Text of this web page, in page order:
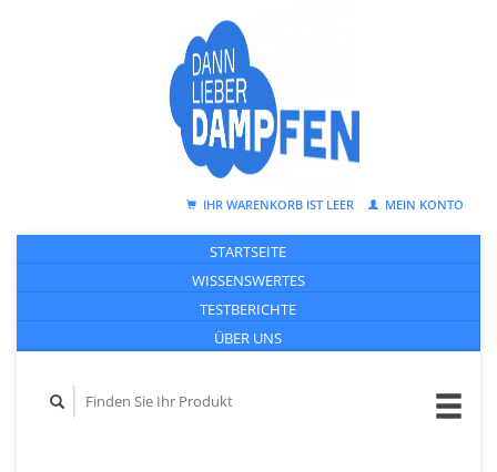
IHR WARENKORB IST LEER MEIN KONTO
STARTSEITE
WISSENSWERTES
TESTBERICHTE
ÜBER UNS